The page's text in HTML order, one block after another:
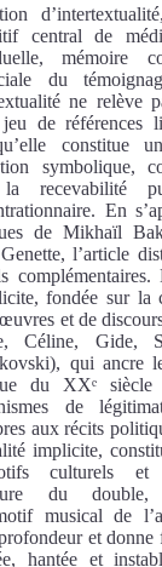
central de
mémoire
du
ne relève
de références
constitue
symbolique,
recevabilité
En
de Mikhaïl
l’article
complémentaires.
fondée sur la
et de
Céline, Gide,
qui ancre
du XXᵉ
de
aux récits
implicite,
culturels et
du double,
musical de
et donne
hantée et